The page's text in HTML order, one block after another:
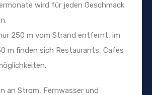
wird für jeden Geschmack
250 m vom Strand entfernt, im
m finden sich Restaurants, Cafes
an Strom, Fernwasser und